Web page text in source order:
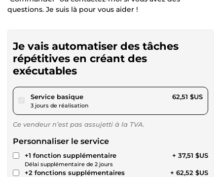
questions. Je suis là pour vous aider !
Je vais automatiser des tâches
répétitives en créant des
exécutables
Service basiquepour 57,62 $US
3 jours de réalisation
62,51 $US
Ce vendeur n’est pas assujetti à la TVA.
Personnaliser le service
+1 fonction supplémentaire
Délai supplémentaire de 2 jours
+ 37,51 $US
+2 fonctions supplémentaires + 62,52 $US